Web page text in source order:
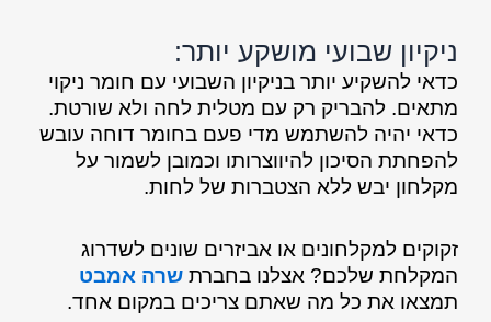
ניקיון שבועי מושקע יותר:
כדאי להשקיע יותר בניקיון השבועי עם חומר ניקוי
מתאים. להבריק רק עם מטלית לחה ולא שורטת.
כדאי יהיה להשתמש מדי פעם בחומר דוחה עובש
להפחתת הסיכון להיווצרותו וכמובן לשמור על
מקלחון יבש ללא הצטברות של לחות.
זקוקים למקלחונים או אביזרים שונים לשדרוג
המקלחת שלכם? אצלנו בחברת שרה אמבט
תמצאו את כל מה שאתם צריכים במקום אחד.